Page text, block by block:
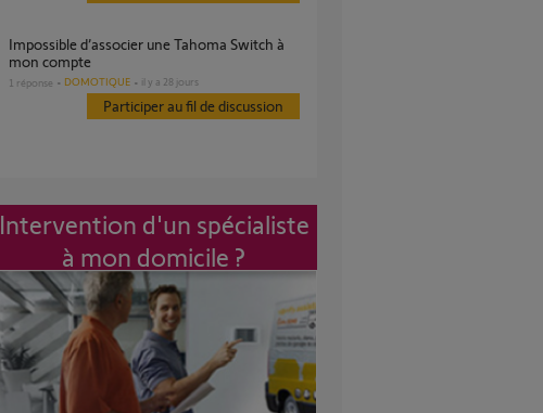
Impossible d’associer une Tahoma Switch à
mon compte
1 réponse DOMOTIQUE il y a 28 jours
Participer au fil de discussion
Intervention d'un spécialiste
à mon domicile ?